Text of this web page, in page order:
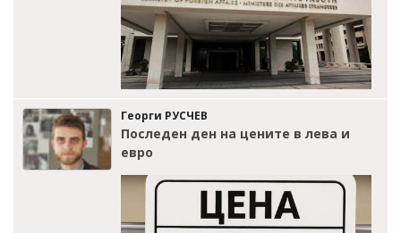
Георги РУСЧЕВ
Последен ден на цените в лева и
евро